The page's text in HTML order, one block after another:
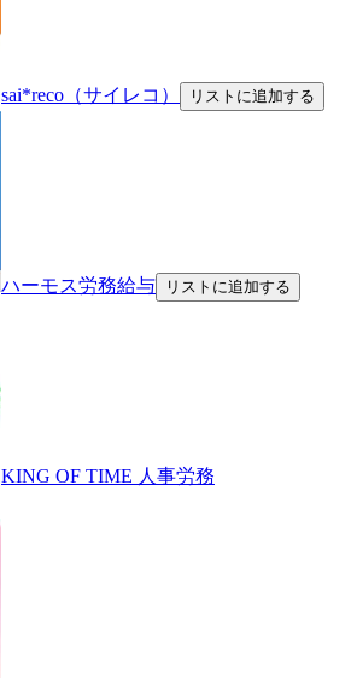
sai*reco（サイレコ） リストに追加する
ハーモス労務給与 リストに追加する
KING OF TIME 人事労務